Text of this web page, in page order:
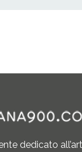
dedicato